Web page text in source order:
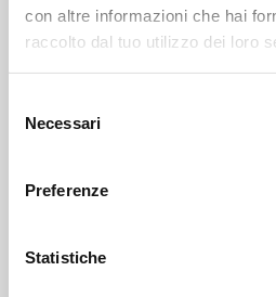
con altre informazioni che hai
raccolto dal tuo utilizzo dei loro
delNecessari
Preferenze
Statistiche